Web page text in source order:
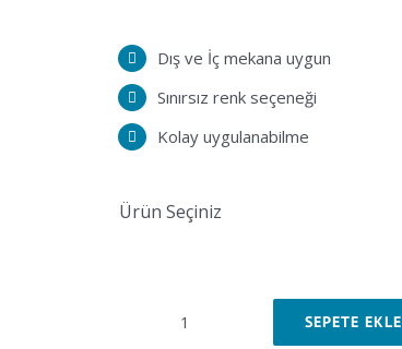
Dış ve İç mekana uygun
Sınırsız renk seçeneği
Kolay uygulanabilme
Ürün Seçiniz
Branda
SEPETE EKLE